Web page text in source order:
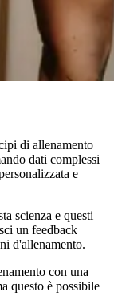
di allenamento
dati complessi
e
scienza e questi
un feedback
d'allenamento.
con una
questo è possibile